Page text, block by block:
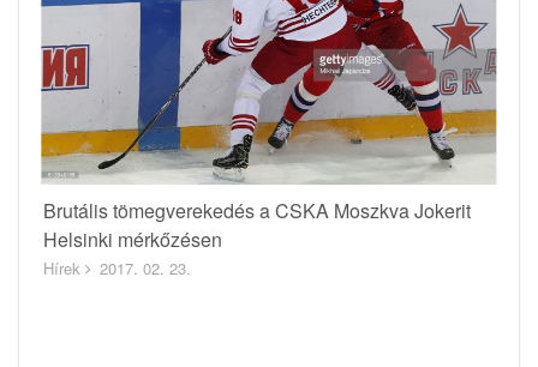
Brutális tömegverekedés a CSKA Moszkva Jokerit
Helsinki mérkőzésen
Hírek 2017. 02. 23.